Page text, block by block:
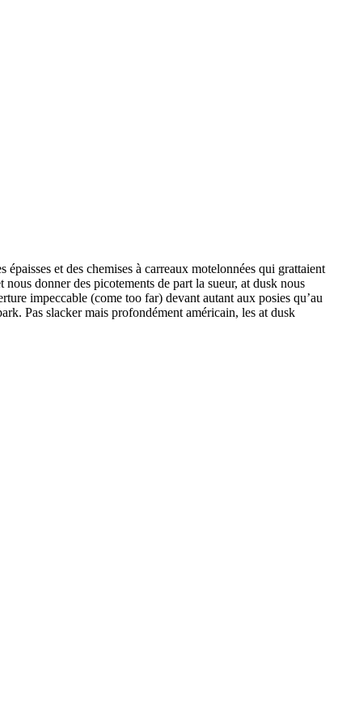
et des chemises à carreaux motelonnées qui grattaient
donner des picotements de part la sueur, at dusk nous
impeccable (come too far) devant autant aux posies qu’au
Pas slacker mais profondément américain, les at dusk